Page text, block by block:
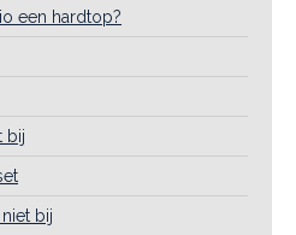
een hardtop?
bij
bij